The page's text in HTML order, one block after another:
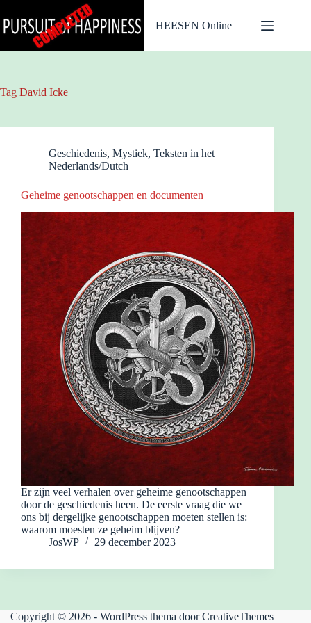
naar
de
HEESEN Online
Tag David Icke
Geschiedenis, Mystiek, Teksten in het
Nederlands/Dutch
Geheime genootschappen en documenten
Er zijn veel verhalen over geheime genootschappen
door de geschiedenis heen. De eerste vraag die we
ons bij dergelijke genootschappen moeten stellen is:
waarom moesten ze geheim blijven?
JosWP
29 december 2023
Copyright © 2026 - WordPress thema doorCreativeThemes